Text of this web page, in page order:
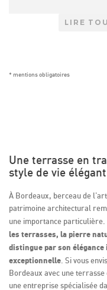
LIRE
* mentions obligatoires
Une terrasse en
style de vie
À Bordeaux, berceau de
patrimoine architectural
une importance
les terrasses, la pierre
distingue par son
exceptionnelle . Si vous
Bordeaux avec une
une entreprise spécialisée